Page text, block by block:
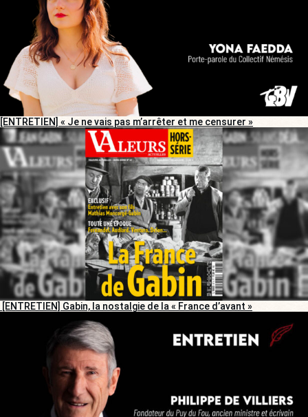
[ENTRETIEN] « Je ne vais pas m’arrêter et me censurer »
[ENTRETIEN] Gabin, la nostalgie de la « France d’avant »